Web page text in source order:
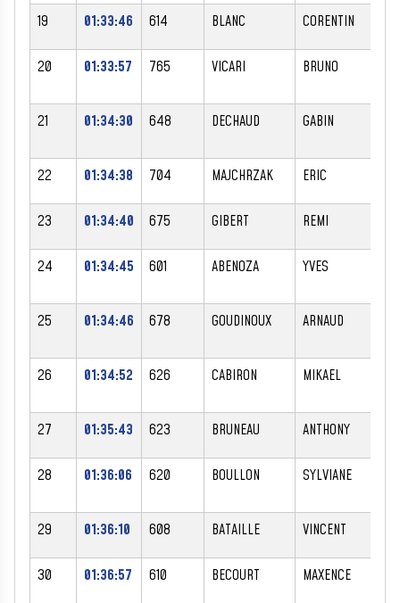
19 01:33:46 614 BLANC CORENTIN
20 01:33:57 765 VICARI BRUNO
21 01:34:30 648 DECHAUD GABIN
22 01:34:38 704 MAJCHRZAK ERIC
23 01:34:40 675 GIBERT REMI
24 01:34:45 601 ABENOZA YVES
25 01:34:46 678 GOUDINOUX ARNAUD
26 01:34:52 626 CABIRON MIKAEL
27 01:35:43 623 BRUNEAU ANTHONY
28 01:36:06 620 BOULLON SYLVIANE
29 01:36:10 608 BATAILLE VINCENT
30 01:36:57 610 BECOURT MAXENCE